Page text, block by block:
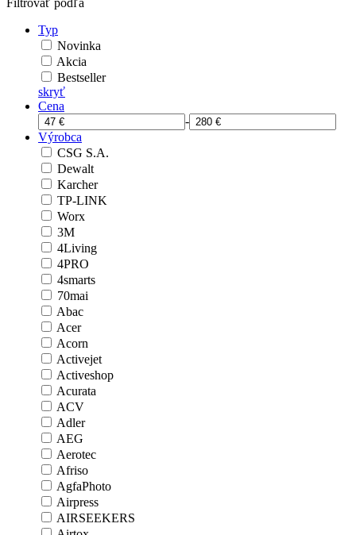
Filtrovať podľa
Typ
Novinka
Akcia
Bestseller
skryť
Cena
-
Výrobca
CSG S.A.
Dewalt
Karcher
TP-LINK
Worx
3M
4Living
4PRO
4smarts
70mai
Abac
Acer
Acorn
Activejet
Activeshop
Acurata
ACV
Adler
AEG
Aerotec
Afriso
AgfaPhoto
Airpress
AIRSEEKERS